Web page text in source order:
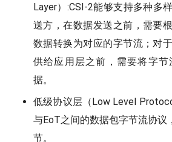
Layer）:CSI-2能够支持多种多
送方，在数据发送之前，需要
数据转换为对应的字节流；对
供给应用层之前，需要将字
据。
低级协议层（Low Level
与EoT之间的数据包字节流协议
节。